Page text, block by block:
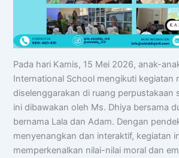
Pada hari Kamis, 15 Mei 2026, anak-
International School mengikuti kegiatan
diselenggarakan di ruang perpustakaan
ini dibawakan oleh Ms. Dhiya bersama
bernama Lala dan Adam. Dengan
menyenangkan dan interaktif, kegiatan
memperkenalkan nilai-nilai moral dan